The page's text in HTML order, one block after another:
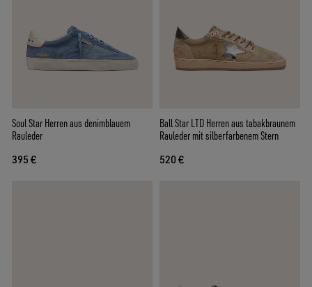
Soul Star Herren aus denimblauem
Rauleder
395 €
Ball Star LTD Herren aus tabakbraunem
Rauleder mit silberfarbenem Stern
520 €